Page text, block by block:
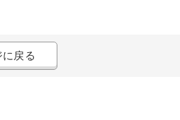
戻る